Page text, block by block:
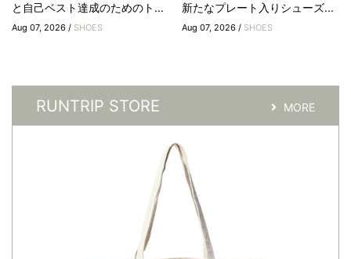
と自己ベスト達成のためのト...
Aug 07, 2026 / SHOES
新たなプレート入りシューズ...
Aug 07, 2026 / SHOES
RUNTRIP STORE MORE